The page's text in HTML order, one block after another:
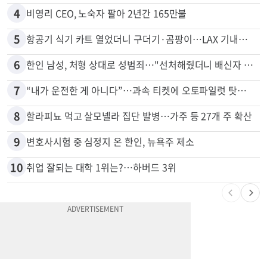
3 김원석 투자 사기 논란 고발 영상 파장
4 비영리 CEO, 노숙자 팔아 2년간 165만불
5 항공기 식기 카트 열었더니 구더기·곰팡이…LAX 기내식 업체 논란
6 한인 남성, 처형 상대로 성범죄…"선처해줬더니 배신자 취급"
7 “내가 운전한 게 아니다”…과속 티켓에 오토파일럿 탓한 운전자
8 할라피뇨 먹고 살모넬라 집단 발병…가주 등 27개 주 확산
9 변호사시험 중 심정지 온 한인, 뉴욕주 제소